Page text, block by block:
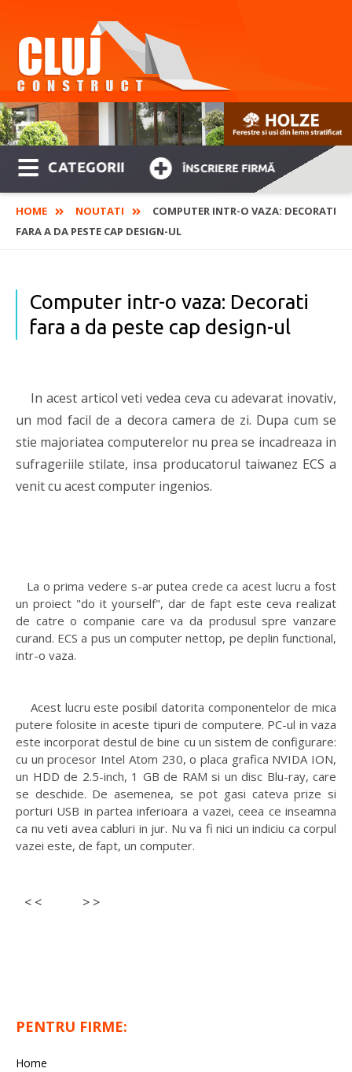
CATEGORII ÎNSCRIERE FIRMĂ
HOME NOUTATI
COMPUTER INTR-O VAZA: DECORATI
FARA A DA PESTE CAP DESIGN-UL
Computer intr-o vaza: Decorati
fara a da peste cap design-ul
In acest articol veti vedea ceva cu adevarat inovativ,
un mod facil de a decora camera de zi. Dupa cum se
stie majoriatea computerelor nu prea se incadreaza in
sufrageriile stilate, insa producatorul taiwanez ECS a
venit cu acest computer ingenios.
La o prima vedere s-ar putea crede ca acest lucru a fost
un proiect "do it yourself", dar de fapt este ceva realizat
de catre o companie care va da produsul spre vanzare
curand. ECS a pus un computer nettop, pe deplin functional,
intr-o vaza.
Acest lucru este posibil datorita componentelor de mica
putere folosite in aceste tipuri de computere. PC-ul in vaza
este incorporat destul de bine cu un sistem de configurare:
cu un procesor Intel Atom 230, o placa grafica NVIDA ION,
un HDD de 2.5-inch, 1 GB de RAM si un disc Blu-ray, care
se deschide. De asemenea, se pot gasi cateva prize si
porturi USB in partea inferioara a vazei, ceea ce inseamna
ca nu veti avea cabluri in jur. Nu va fi nici un indiciu ca corpul
vazei este, de fapt, un computer.
< < > >
PENTRU FIRME:
Home